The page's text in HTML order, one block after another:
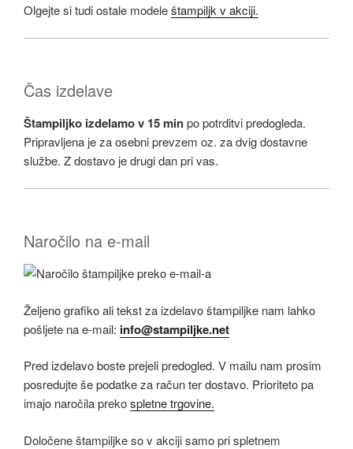
Olgejte si tudi ostale modeleštampiljk v akciji.
Čas izdelave
Štampiljko izdelamo v 15 minpo potrditvi predogleda.
Pripravljena je za osebni prevzem oz. za dvig dostavne
službe. Z dostavo je drugi dan pri vas.
Naročilo na e-mail
Željeno grafiko ali tekst za izdelavo štampiljke nam lahko
pošljete na e-mail: info@stampiljke.net
Pred izdelavo boste prejeli predogled. V mailu nam prosim
posredujte še podatke za račun ter dostavo. Prioriteto pa
imajo naročila prekospletne trgovine.
Določene štampiljke so v akciji samo pri spletnem